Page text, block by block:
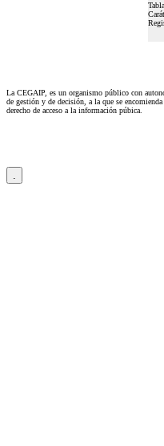
La CEGAIP, es un organismo público con
de gestión y de decisión, a la que se
derecho de acceso a la información púbica.